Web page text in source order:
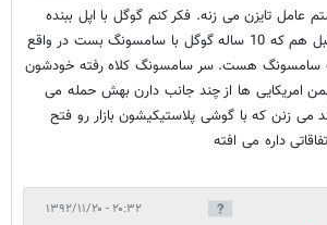
تایزن می زنه. فکر کنم گوگل با اپل ببنده
همه چیز تمومه. هفته قبل هم که 10 ساله گوگل با سامسونگ بست در واقع
سامسونگ هست. سر سامسونگ کلاه رفته خودشون
امریکایی ها از چند جانب دارن بهش حمله می
می زنن که با گوشی پلاستیکیشون بازار رو فتح
داره می افته
۲۰:۳۲ - ۱۳۹۲/۱۱/۲۰